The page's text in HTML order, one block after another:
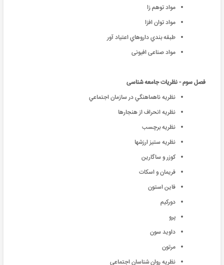
مواد توهم زا
مواد توان افزا
طبقه بندي داروهاي اعتياد آور
مواد صناعی افیونی
فصل سوم - نظریات جامعه شناسی
نظريه ناهماهنگي در سازمان اجتماعي
نظريه انحراف از هنجارها
نظريه برچسب
نظريه ستيز ارزشها
كوزر و ساگارين
فريمان و اسكات
فاين استون
دوركيم
پرو
داويد سون
مرتون
نظريه روان شناسان اجتماعي